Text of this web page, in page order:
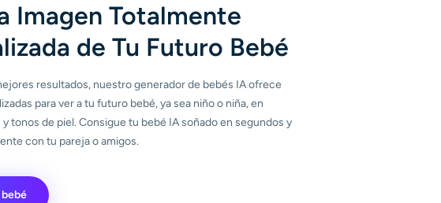
Imagen Totalmente
de Tu Futuro Bebé
resultados, nuestro generador de bebés IA ofrece
para ver a tu futuro bebé, ya sea niño o niña, en
tonos de piel. Consigue tu bebé IA soñado en segundos y
con tu pareja o amigos.
bebé